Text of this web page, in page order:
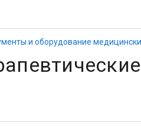
и оборудование